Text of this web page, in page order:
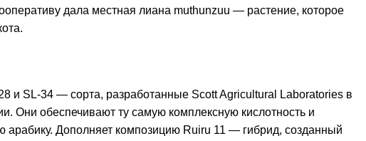
дала местная лиана muthunzuu — растение, которое
и SL-34 — сорта, разработанные Scott Agricultural Laboratories в
Они обеспечивают ту самую комплексную кислотность и
арабику. Дополняет композицию Ruiru 11 — гибрид, созданный